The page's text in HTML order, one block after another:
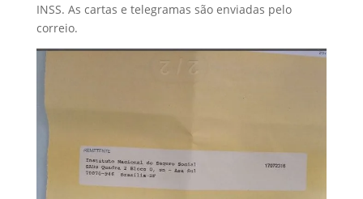
INSS. As cartas e telegramas são enviadas pelo
correio.